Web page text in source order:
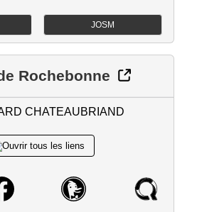
JOSM
Rochebonne
CHATEAUBRIAND